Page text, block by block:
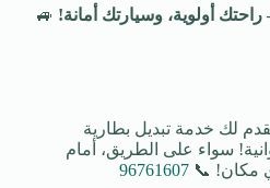
راحتك أولوية، وسيارتك أمانة!
🚙
لك خدمة تبديل بطارية
سواء على الطريق، أمام
مكان! 📞 96761607